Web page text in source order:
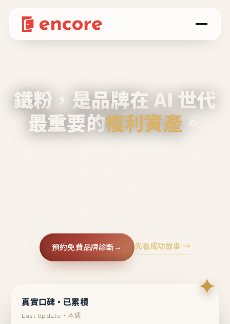
鐵粉，是品牌在 AI 世代
最重要的複利資產 。
預約免費品牌診斷→ 先看成功故事 →
✦
真實口碑・已累積
Last Update・本週